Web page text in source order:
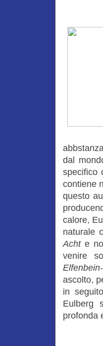
dal
specifico
contiene
questo
calore,
naturale
Achte
venire
ascolto,
in
Eulberg
profonda